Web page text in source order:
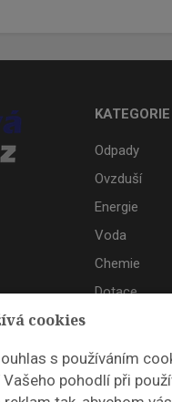
cookies
s používáním
pohodlí při
KATEGORIE
Odpady
Ovzduší
Energie
Voda
Chemie
Dotace